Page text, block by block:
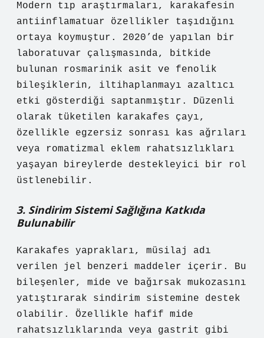
Modern tıp araştırmaları, karakafesin
antiinflamatuar özellikler taşıdığını
ortaya koymuştur. 2020’de yapılan bir
laboratuvar çalışmasında, bitkide
bulunan rosmarinik asit ve fenolik
bileşiklerin, iltihaplanmayı azaltıcı
etki gösterdiği saptanmıştır. Düzenli
olarak tüketilen karakafes çayı,
özellikle egzersiz sonrası kas ağrıları
veya romatizmal eklem rahatsızlıkları
yaşayan bireylerde destekleyici bir rol
üstlenebilir.
3. Sindirim Sistemi Sağlığına Katkıda
Bulunabilir
Karakafes yaprakları, müsilaj adı
verilen jel benzeri maddeler içerir. Bu
bileşenler, mide ve bağırsak mukozasını
yatıştırarak sindirim sistemine destek
olabilir. Özellikle hafif mide
rahatsızlıklarında veya gastrit gibi